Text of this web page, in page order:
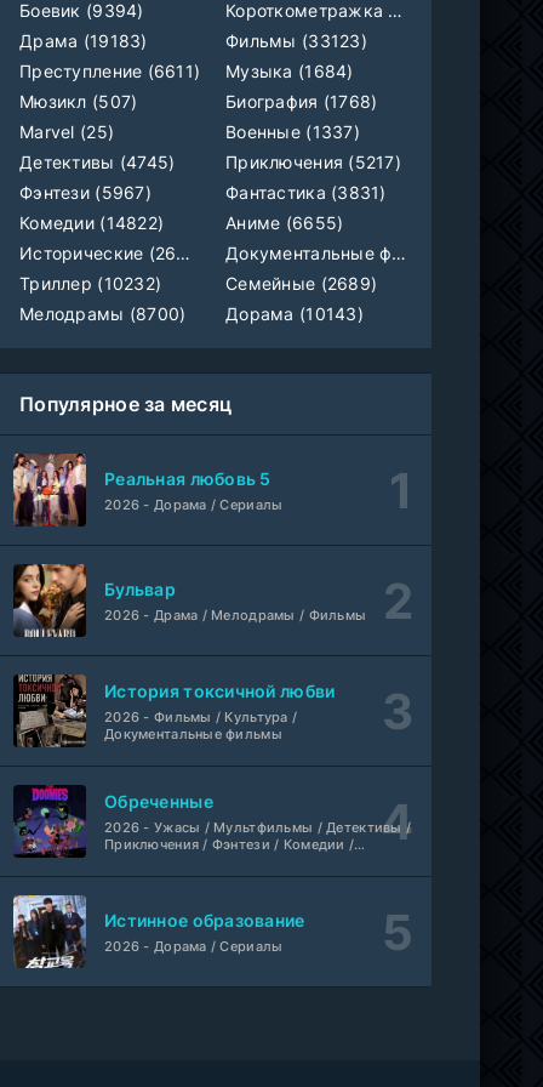
Лекция
WEB-Rip
серия
Многоголосый
Везунчик
DLRip
Монстрик Карамелька
Игра лжецов
1 сезон мультфильм
1-18 серия
AnimeVost, Субтитры, SHIZA Project, Dream Cast, Reanimedia, AniBaza
Боевик (9394)
Короткометражка (700)
Драма (19183)
Фильмы (33123)
Преступление (6611)
Музыка (1684)
Мюзикл (507)
Биография (1768)
Marvel (25)
Военные (1337)
Детективы (4745)
Приключения (5217)
Фэнтези (5967)
Фантастика (3831)
Комедии (14822)
Аниме (6655)
Исторические (2658)
Документальные фильмы (1923)
Триллер (10232)
Семейные (2689)
Мелодрамы (8700)
Дорама (10143)
Популярное за месяц
Реальная любовь 5
2026 - Дорама / Сериалы
Бульвар
2026 - Драма / Мелодрамы / Фильмы
История токсичной любви
2026 - Фильмы / Культура /
Документальные фильмы
Обреченные
2026 - Ужасы / Мультфильмы / Детективы /
Приключения / Фэнтези / Комедии /
Истинное образование
2026 - Дорама / Сериалы